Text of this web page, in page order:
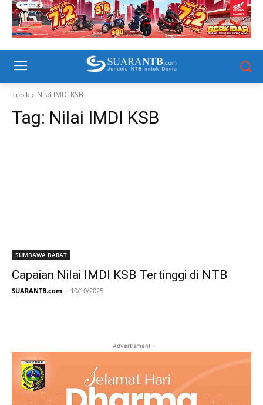
Topik Nilai IMDI KSB
Tag: Nilai IMDI KSB
SUMBAWA BARAT
Capaian Nilai IMDI KSB Tertinggi di NTB
SUARANTB.com - 10/10/2025
- Advertisment -